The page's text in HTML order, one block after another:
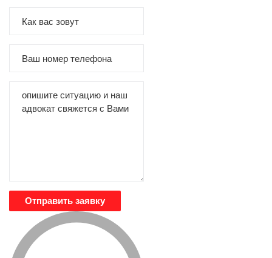
Отправить заявку